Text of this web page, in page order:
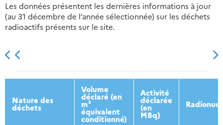
Les données présentent les dernières informations à jour
(au 31 décembre de l’année sélectionnée) sur les déchets
radioactifs présents sur le site.
2013 2014 2015 2016
Nature des
déchets
Volume
déclaré (en
m³
équivalent
conditionné)
Activité
déclarée
(en
MBq)